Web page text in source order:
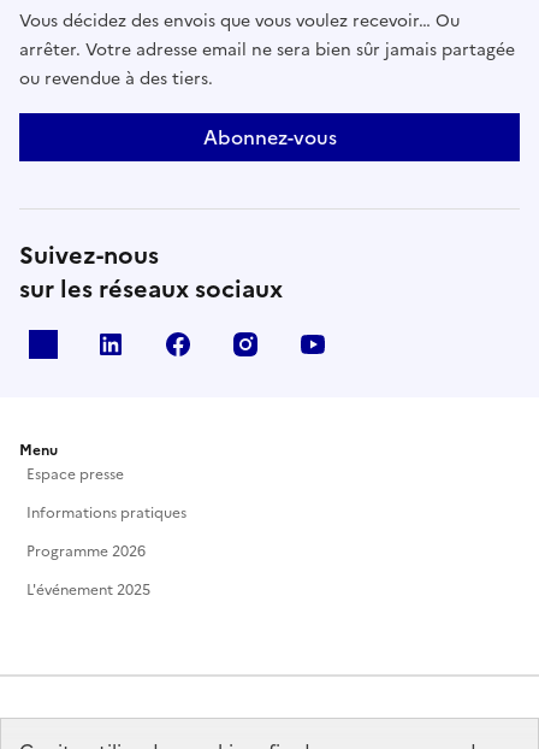
Vous décidez des envois que vous voulez recevoir… Ou
arrêter. Votre adresse email ne sera bien sûr jamais partagée
ou revendue à des tiers.
Abonnez-vous
Suivez-nous
sur les réseaux sociaux
Linkedin Facebook Instagram
Menu
Espace presse
Informations pratiques
Programme 2026
L'événement 2025